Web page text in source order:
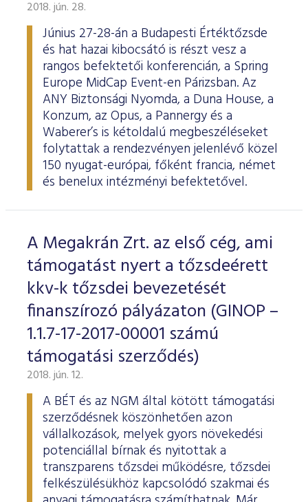
ESG Útmutató
2018. jún. 28.
Június 27-28-án a Budapesti Értéktőzsde
és hat hazai kibocsátó is részt vesz a
rangos befektetői konferencián, a Spring
Europe MidCap Event-en Párizsban. Az
ANY Biztonsági Nyomda, a Duna House, a
Konzum, az Opus, a Pannergy és a
Waberer’s is kétoldalú megbeszéléseket
folytattak a rendezvényen jelenlévő közel
150 nyugat-európai, főként francia, német
és benelux intézményi befektetővel.
A Megakrán Zrt. az első cég, ami
támogatást nyert a tőzsdeérett
kkv-k tőzsdei bevezetését
finanszírozó pályázaton (GINOP –
1.1.7-17-2017-00001 számú
támogatási szerződés)
2018. jún. 12.
A BÉT és az NGM által kötött támogatási
szerződésnek köszönhetően azon
vállalkozások, melyek gyors növekedési
potenciállal bírnak és nyitottak a
transzparens tőzsdei működésre, tőzsdei
felkészülésükhöz kapcsolódó szakmai és